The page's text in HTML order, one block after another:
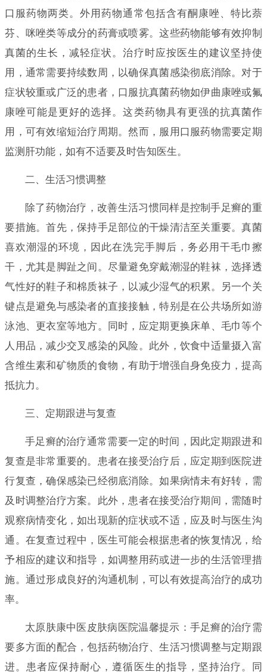
口服药物两类。外用药物通常包括含有酮康唑、特比萘
芬、咪唑类等成分的药膏或喷雾。这些药物能够有效抑制
真菌的生长，减轻症状。治疗时应按医生的建议坚持使
用，通常需要持续数周，以确保真菌感染彻底消除。对于
症状较重或广泛的患者，口服抗真菌药物如伊曲康唑或氟
康唑可能是更好的选择。这类药物具有更强的抗真菌作
用，可有效缩短治疗周期。然而，服用口服药物需要定期
监测肝功能，如有不适要及时告知医生。
二、生活习惯调整
除了药物治疗，改善生活习惯同样是控制手足癣的重
要措施。首先，保持手足部位的干燥清洁至关重要。真菌
喜欢潮湿的环境，因此在洗完手脚后，务必用干毛巾擦
干，尤其是脚趾之间。尽量避免穿戴潮湿的鞋袜，选择透
气性好的鞋子和棉质袜子，以减少湿气的积累。另一个关
键点是避免与感染者的直接接触，特别是在公共场所如游
泳池、更衣室等地方。同时，应定期更换床单、毛巾等个
人用品，减少交叉感染的风险。此外，饮食中适量摄入富
含维生素和矿物质的食物，有助于增强自身免疫力，提高
抵抗力。
三、定期跟进与复查
手足癣的治疗通常需要一定的时间，因此定期跟进和
复查是非常重要的。患者在接受治疗后，应定期到医院进
行复查，确保感染已经彻底消除。如果病情未有好转，需
及时调整治疗方案。此外，患者在接受治疗期间，需随时
观察病情变化，如出现新的症状或不适，应及时与医生沟
通。在复查过程中，医生可能会根据患者的恢复情况，给
予相应的建议和指导，如调整用药或进一步的生活管理措
施。通过形成良好的沟通机制，可以有效提高治疗的成功
率。
太原肤康中医皮肤病医院温馨提示：手足癣的治疗需
要多方面的配合，包括药物治疗、生活习惯调整与定期跟
进。患者应保持耐心，遵循医生的指导，坚持治疗。同